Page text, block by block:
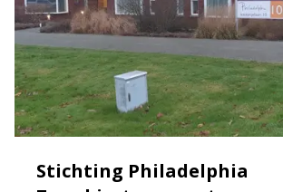
Stichting Philadelphia